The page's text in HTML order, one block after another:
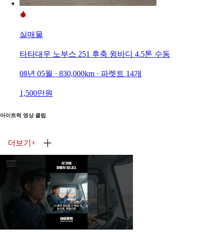
실매물
타타대우 노부스 251 후축 윙바디 4.5톤 수동
08년 05월 · 830,000km · 파렛트 14개
1,500만원
아이트럭 영상 클립
더보기 +